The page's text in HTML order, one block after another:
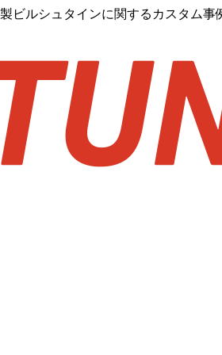
ビルシュタインに関するカスタム事